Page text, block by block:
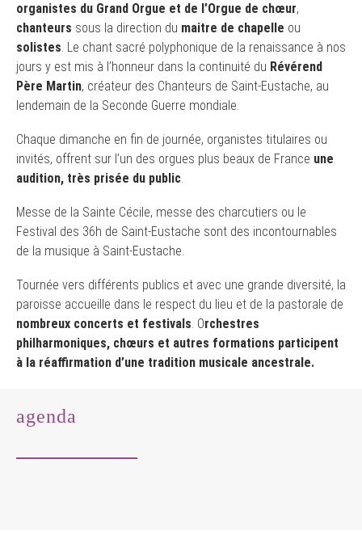
organistes du Grand Orgue et de l’Orgue de chœur,
chanteurs sous la direction du maitre de chapelle ou
solistes. Le chant sacré polyphonique de la renaissance à nos
jours y est mis à l’honneur dans la continuité du Révérend
Père Martin, créateur des Chanteurs de Saint-Eustache, au
lendemain de la Seconde Guerre mondiale.
Chaque dimanche en fin de journée, organistes titulaires ou
invités, offrent sur l’un des orgues plus beaux de France une
audition, très prisée du public.
Messe de la Sainte Cécile, messe des charcutiers ou le
Festival des 36h de Saint-Eustache sont des incontournables
de la musique à Saint-Eustache.
Tournée vers différents publics et avec une grande diversité, la
paroisse accueille dans le respect du lieu et de la pastorale de
nombreux concerts et festivals. Orchestres
philharmoniques, chœurs et autres formations participent
à la réaffirmation d’une tradition musicale ancestrale.
agenda